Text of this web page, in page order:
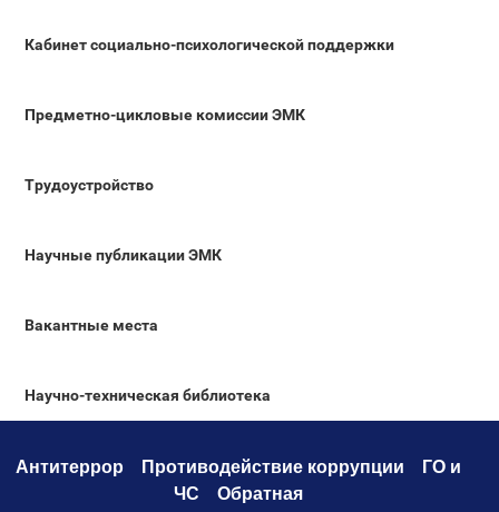
Кабинет социально-психологической поддержки
Предметно-цикловые комиссии ЭМК
Трудоустройство
Научные публикации ЭМК
Вакантные места
Научно-техническая библиотека
Антитеррор Противодействие коррупции
ГО и
ЧС
Обратная